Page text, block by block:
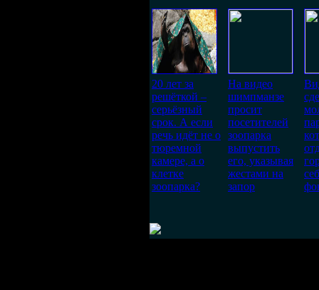
20 лет за
решёткой –
серьёзный
срок. А если
речь идёт не о
тюремной
камере, а о
клетке
зоопарка?
На видео
шимпманзе
просит
посетителей
зоопарка
выпустить
его, указывая
жестами на
запор